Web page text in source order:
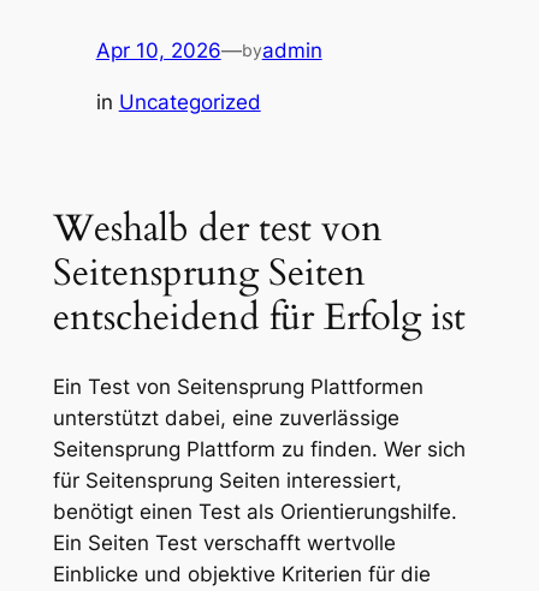
Apr 10, 2026—byadmin
in Uncategorized
Weshalb der test von
Seitensprung Seiten
entscheidend für Erfolg ist
Ein Test von Seitensprung Plattformen
unterstützt dabei, eine zuverlässige
Seitensprung Plattform zu finden. Wer sich
für Seitensprung Seiten interessiert,
benötigt einen Test als Orientierungshilfe.
Ein Seiten Test verschafft wertvolle
Einblicke und objektive Kriterien für die